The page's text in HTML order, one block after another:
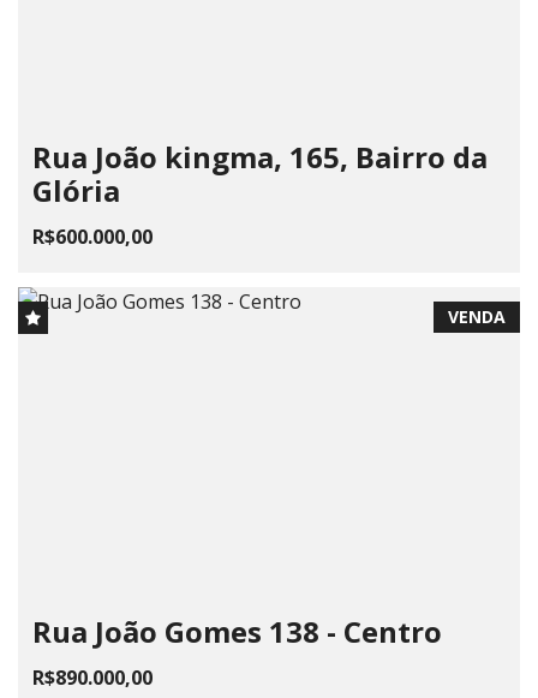
Rua João kingma, 165, Bairro da
Glória
R$600.000,00
VENDA
Rua João Gomes 138 - Centro
R$890.000,00